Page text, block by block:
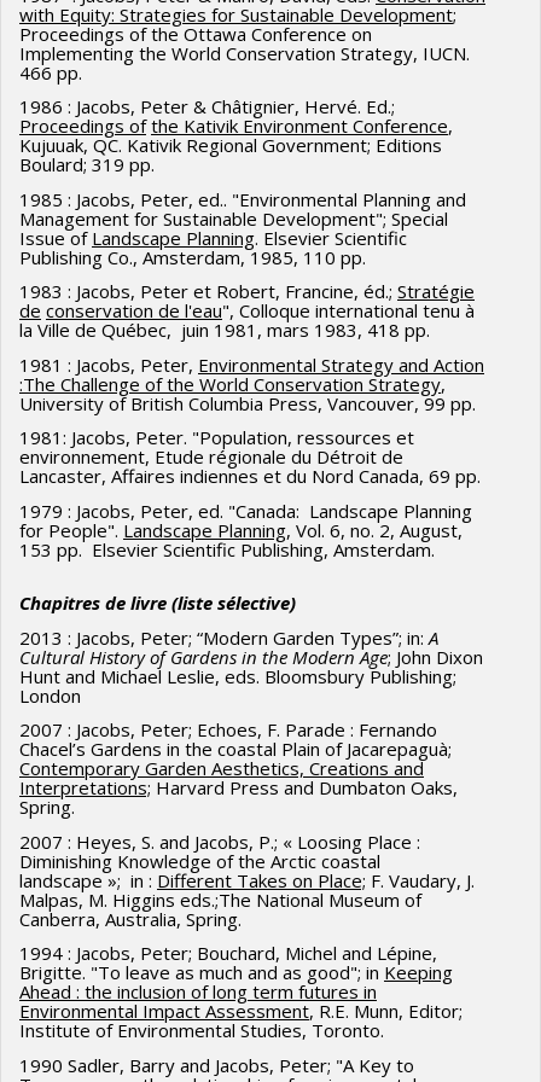
Lagune de Porto-Novo au Bénin. Co-directeur : Prof. Robert
Kasisi
2000 - Dugas, Pierre ; Autonomie régionale et
interdépendance Viable d’une communauté à vocation
forestière. Co-directeur : Prof. Pierre Dansereau
2000 - Khoury, Zaki ; Collaborative Strategies for Managing
Valued Natural Environnements within the Urban Fabric
de Conservation et D’utilisation multiple et durable des
ressources du parc National de Kahuzi-Biega (Zaïre) et de
son Hinterland. Co-directeur : Prof. Pierre Dansereau
1997 - Mulvihill, Peter ; Environnemental Assesment and
Viable Interdependence : A Case Study of the Great Whale
River Hydro Electric Project.
1993 - Waaub, Jean-Philippe ; Modélisation multirégionale
des Systèmes énergétiques et stratégies de réduction des
développement durable. Co-directeur : Prof. Richard Loulou
1992 - ​De Laet, Christian ; Des outils pour un
développement Durable : plaidoyer pour une
reconfiguration
1988 - Barabé, André ; Détermination des capacités de
support des espaces récréatifs en milieux naturels
protégés.
culturels. Les résultats sont pour la plupart intégrés dans
mes activités pédagogiques et dans les publications qui
suivent.
analyse, répondent aux besoins des communautés,
respectent le patrimoine culturel et naturel du Nunavik et
sont conçus et présentés selon les règles de l’art.
Co-chercheurs : Scott Heyes, professeur, University of
Melbourne, Australia
with Equity: Strategies for Sustainable Development;
Proceedings of the Ottawa Conference on
Implementing the World Conservation Strategy, IUCN.
466 pp.
1986 : Jacobs, Peter & Châtignier, Hervé. Ed.;
Proceedings of the Kativik Environment Conference,
Kujuuak, QC. Kativik Regional Government; Editions
Boulard; 319 pp.
1985 : Jacobs, Peter, ed.. "Environmental Planning and
Management for Sustainable Development"; Special
Issue of Landscape Planning. Elsevier Scientific
Publishing Co., Amsterdam, 1985, 110 pp.
1983 : Jacobs, Peter et Robert, Francine, éd.; Stratégie
de conservation de l'eau", Colloque international tenu à
la Ville de Québec, juin 1981, mars 1983, 418 pp.
1981 : Jacobs, Peter, Environmental Strategy and Action
:The Challenge of the World Conservation Strategy,
University of British Columbia Press, Vancouver, 99 pp.
1981: Jacobs, Peter. "Population, ressources et
environnement, Etude régionale du Détroit de
Lancaster, Affaires indiennes et du Nord Canada, 69 pp.
1979 : Jacobs, Peter, ed. "Canada: Landscape Planning
for People". Landscape Planning, Vol. 6, no. 2, August,
153 pp. Elsevier Scientific Publishing, Amsterdam.
Chapitres de livre (liste sélective)
2013 : Jacobs, Peter; “Modern Garden Types”; in: A
Cultural History of Gardens in the Modern Age; John Dixon
Hunt and Michael Leslie, eds. Bloomsbury Publishing;
London
2007 : Jacobs, Peter; Echoes, F. Parade : Fernando
Chacel’s Gardens in the coastal Plain of Jacarepaguà;
Contemporary Garden Aesthetics, Creations and
Interpretations; Harvard Press and Dumbaton Oaks,
Spring.
2007 : Heyes, S. and Jacobs, P.; « Loosing Place :
Diminishing Knowledge of the Arctic coastal
landscape »; in : Different Takes on Place; F. Vaudary, J.
Malpas, M. Higgins eds.;The National Museum of
Canberra, Australia, Spring.
1994 : Jacobs, Peter; Bouchard, Michel and Lépine,
Brigitte. "To leave as much and as good"; in Keeping
Ahead : the inclusion of long term futures in
Environmental Impact Assessment, R.E. Munn, Editor;
Institute of Environmental Studies, Toronto.
1990 Sadler, Barry and Jacobs, Peter; "A Key to